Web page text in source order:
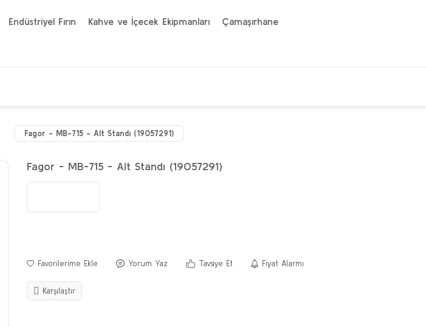
Endüstriyel Fırın Kahve ve İçecek Ekipmanları Çamaşırhane
Fagor - MB-715 - Alt Standı (19057291)
Fagor - MB-715 - Alt Standı (19057291)
Yorum Yaz Tavsiye Et Fiyat Alarmı
Karşılaştır